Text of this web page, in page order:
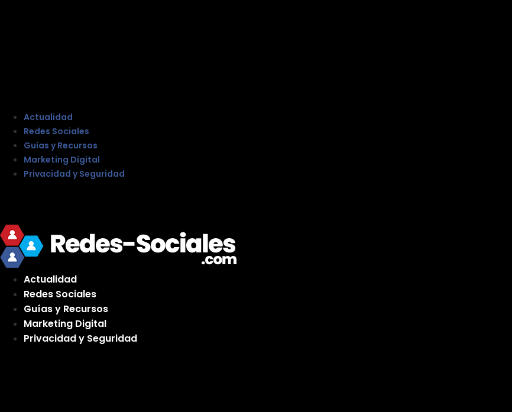
Actualidad
Redes Sociales
Guías y Recursos
Marketing Digital
Privacidad y Seguridad
Actualidad
Redes Sociales
Guías y Recursos
Marketing Digital
Privacidad y Seguridad